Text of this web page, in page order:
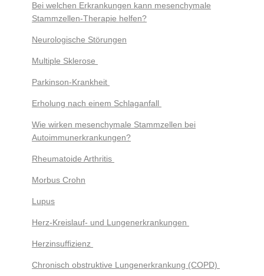
Bei welchen Erkrankungen kann mesenchymale
Stammzellen-Therapie helfen?
Neurologische Störungen
Multiple Sklerose
Parkinson-Krankheit
Erholung nach einem Schlaganfall
Wie wirken mesenchymale Stammzellen bei
Autoimmunerkrankungen?
Rheumatoide Arthritis
Morbus Crohn
Lupus
Herz-Kreislauf- und Lungenerkrankungen
Herzinsuffizienz
Chronisch obstruktive Lungenerkrankung (COPD)